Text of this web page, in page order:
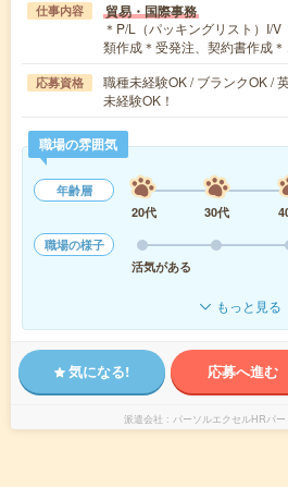
仕事内容 貿易・国際事務
＊P/L（パッキングリスト）I/
類作成＊受発注、契約書作成
応募資格
職種未経験OK / ブランクOK /
未経験OK！
職場の雰囲気
年齢層
20代
30代
職場の様子
活気がある
もっと見る
気になる! 応募へ進む
派遣会社 パーソルエクセルHRパー